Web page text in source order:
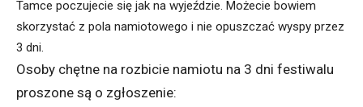
Tamce poczujecie się jak na wyjeździe. Możecie bowiem
skorzystać z pola namiotowego i nie opuszczać wyspy przez
3 dni.
Osoby chętne na rozbicie namiotu na 3 dni festiwalu
proszone są o zgłoszenie: